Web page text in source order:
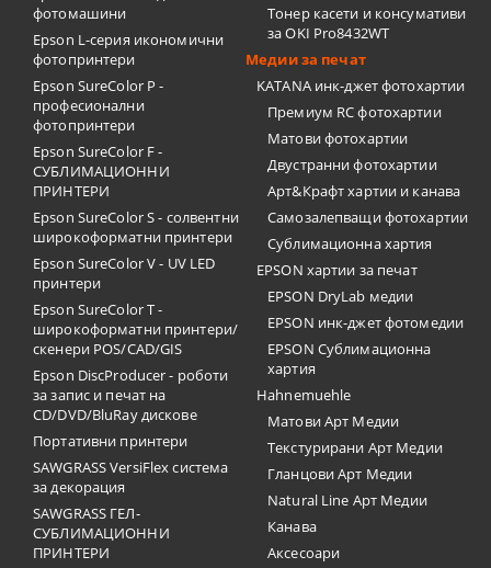
фотомашини
Epson L-серия икономични
фотопринтери
Epson SureColor P -
професионални
фотопринтери
Epson SureColor F -
СУБЛИМАЦИОННИ
ПРИНТЕРИ
Epson SureColor S - солвентни
широкоформатни принтери
Epson SureColor V - UV LED
принтери
Epson SureColor T -
широкоформатни принтери/
скенери POS/CAD/GIS
Epson DiscProducer - роботи
за запис и печат на
CD/DVD/BluRay дискове
Портативни принтери
SAWGRASS VersiFlex система
за декорация
SAWGRASS ГЕЛ-
СУБЛИМАЦИОННИ
ПРИНТЕРИ
Тонер касети и консумативи
за OKI Pro8432WT
Медии за печат
KATANA инк-джет фотохартии
Премиум RC фотохартии
Матови фотохартии
Двустранни фотохартии
Арт&Крафт хартии и канава
Самозалепващи фотохартии
Сублимационна хартия
EPSON хартии за печат
EPSON DryLab медии
EPSON инк-джет фотомедии
EPSON Сублимационна
хартия
Hahnemuehle
Матови Арт Медии
Текстурирани Арт Медии
Гланцови Арт Медии
Natural Line Арт Медии
Канава
Аксесоари